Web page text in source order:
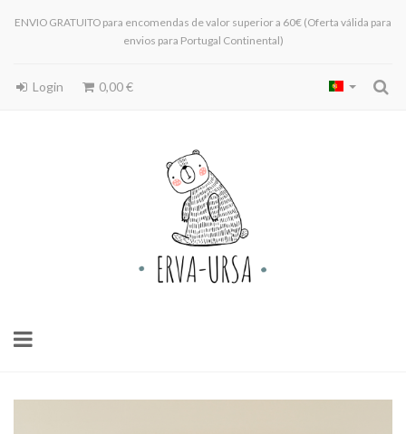
ENVIO GRATUITO para encomendas de valor superior a 60€ (Oferta válida para
envios para Portugal Continental)
Login 0,00 €
Toggle